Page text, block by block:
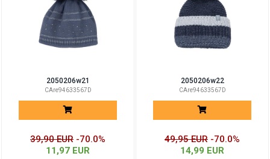
2050206w21
CAre94633567D
39,90 EUR -70.0%
11,97 EUR
2050206w22
CAre94633567D
49,95 EUR -70.0%
14,99 EUR